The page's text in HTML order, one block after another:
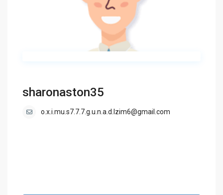
sharonaston35
o.x.i.mu.s7.7.7.g.u.n.a.d.lzim6@gmail.com